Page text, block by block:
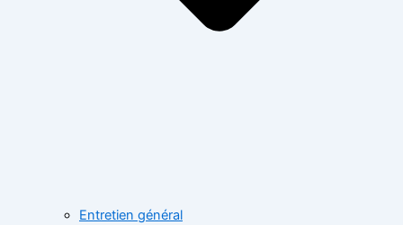
Entretien général